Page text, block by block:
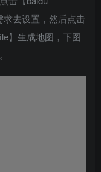
去设置，然后点击
】生成地图，下图